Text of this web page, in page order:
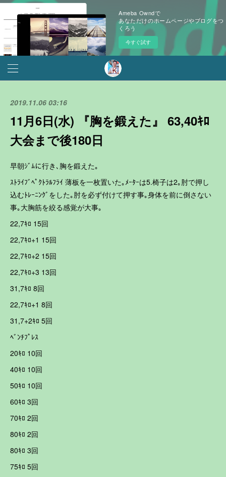
Ameba Owndで
あなただけのホームページやブログをつ
くろう
今すぐ試す
2019.11.06 03:16
11月6日(水) 『胸を鍛えた』 63,40ｷﾛ
大会まで後180日
早朝ｼﾞﾑに行き､胸を鍛えた｡
ｽﾄﾗｲﾌﾞﾍﾟｸﾄﾗﾙﾌﾗｲ 薄板を一枚置いた｡ﾒｰﾀｰは5.椅子は2｡肘で押し
込むﾄﾚｰﾆﾝｸﾞをした｡肘を必ず付けて押す事｡身体を前に倒さない
事｡大胸筋を絞る感覚が大事｡
22,7ｷﾛ 15回
22,7ｷﾛ+1 15回
22,7ｷﾛ+2 15回
22,7ｷﾛ+3 13回
31,7ｷﾛ 8回
22,7ｷﾛ+1 8回
31,7+2ｷﾛ 5回
ﾍﾞﾝﾁﾌﾟﾚｽ
20ｷﾛ 10回
40ｷﾛ 10回
50ｷﾛ 10回
60ｷﾛ 3回
70ｷﾛ 2回
80ｷﾛ 2回
80ｷﾛ 3回
75ｷﾛ 5回